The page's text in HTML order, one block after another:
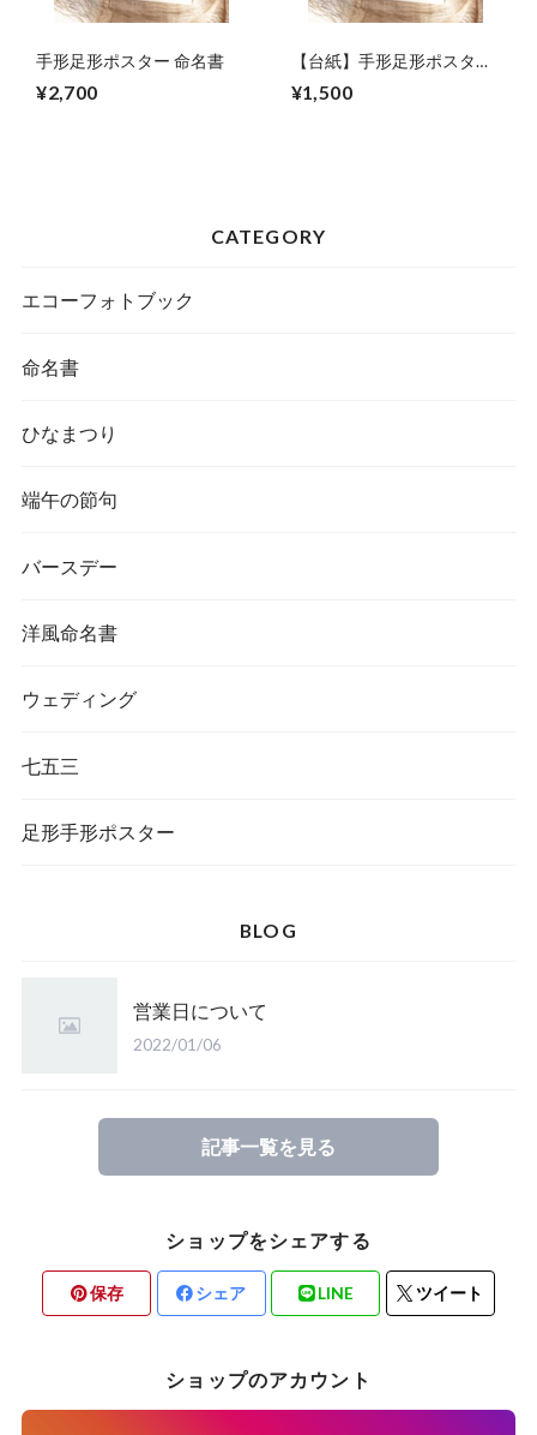
手形足形ポスター 命名書
¥2,700
【台紙】手形足形ポスター
¥1,500
CATEGORY
エコーフォトブック
命名書
ひなまつり
端午の節句
バースデー
洋風命名書
ウェディング
七五三
足形手形ポスター
BLOG
営業日について
2022/01/06
記事一覧を見る
ショップをシェアする
保存 シェア LINE ツイート
ショップのアカウント